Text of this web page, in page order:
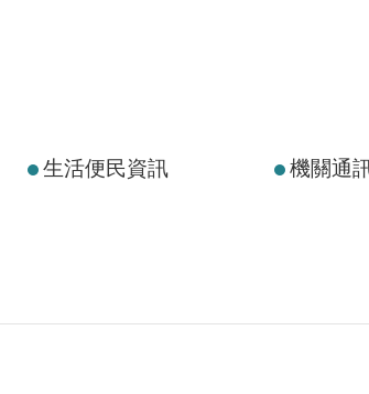
生活便民資訊 機關通